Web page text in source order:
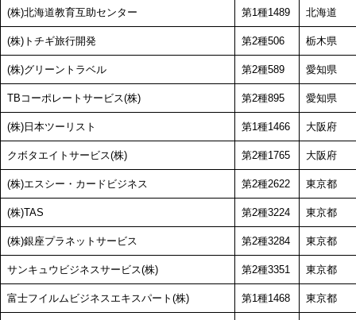
(株)北海道教育互助センター 第1種1489 北海道
(株)トチギ旅行開発 第2種506 栃木県
(株)グリーントラベル 第2種589 愛知県
TBコーポレートサービス(株) 第2種895 愛知県
(株)日本ツーリスト 第1種1466 大阪府
クボタエイトサービス(株) 第2種1765 大阪府
(株)エスシー・カードビジネス 第2種2622 東京都
(株)TAS 第2種3224 東京都
(株)銀座プラネットサービス 第2種3284 東京都
サンキュウビジネスサービス(株) 第2種3351 東京都
富士フイルムビジネスエキスパート(株) 第1種1468 東京都